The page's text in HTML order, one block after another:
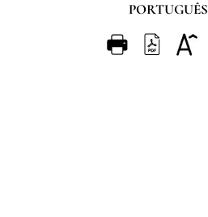
PORTUGUÊS
FRANÇAIS